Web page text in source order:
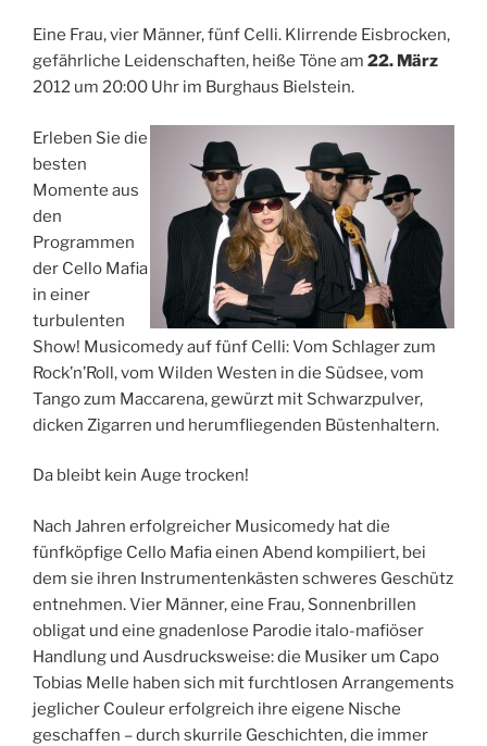
Eine Frau, vier Männer, fünf Celli. Klirrende Eisbrocken,
gefährliche Leidenschaften, heiße Töne am 22. März
2012 um 20:00 Uhr im Burghaus Bielstein.
Erleben Sie die
besten
Momente aus
den
Programmen
der Cello Mafia
in einer
turbulenten
Show! Musicomedy auf fünf Celli: Vom Schlager zum
Rock’n’Roll, vom Wilden Westen in die Südsee, vom
Tango zum Maccarena, gewürzt mit Schwarzpulver,
dicken Zigarren und herumfliegenden Büstenhaltern.
Da bleibt kein Auge trocken!
Nach Jahren erfolgreicher Musicomedy hat die
fünfköpfige Cello Mafia einen Abend kompiliert, bei
dem sie ihren Instrumentenkästen schweres Geschütz
entnehmen. Vier Männer, eine Frau, Sonnenbrillen
obligat und eine gnadenlose Parodie italo-mafiöser
Handlung und Ausdrucksweise: die Musiker um Capo
Tobias Melle haben sich mit furchtlosen Arrangements
jeglicher Couleur erfolgreich ihre eigene Nische
geschaffen – durch skurrile Geschichten, die immer